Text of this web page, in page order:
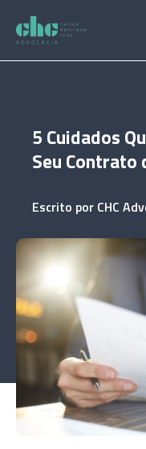
para
conteúdo
5 Cuidados
Seu Contrato
Escrito por CHC